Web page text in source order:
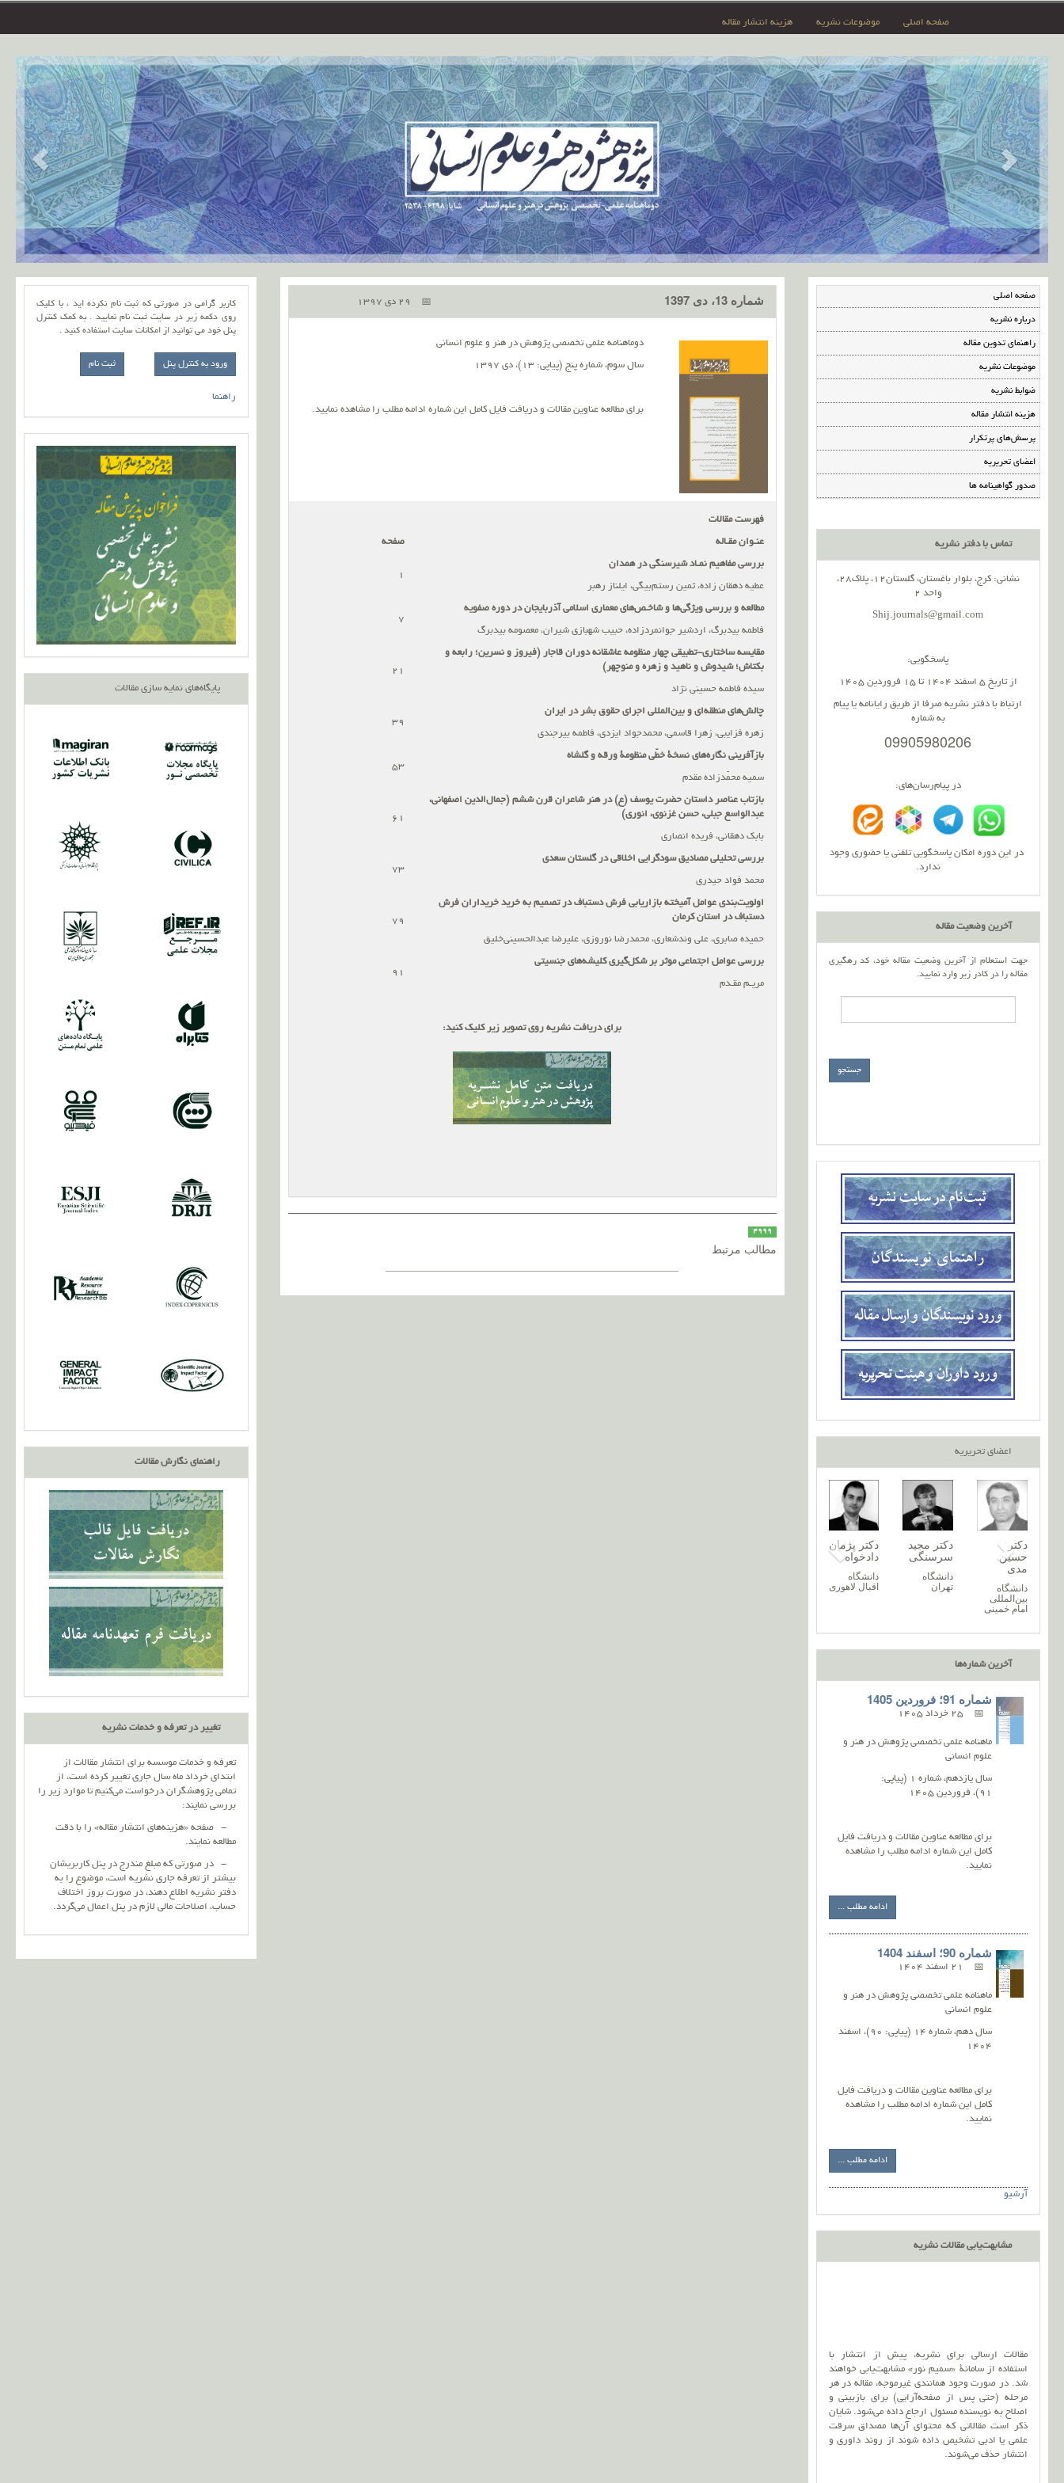
صفحه اصلی موضوعات نشریه هزینه انتشار مقاله
صفحه اصلی
درباره نشریه
راهنمای تدوین مقاله
موضوعات نشریه
ضوابط نشریه
هزینه انتشار مقاله
پرسش‌های پرتکرار
اعضای تحریریه
صدور گواهینامه ها
تماس با دفتر نشریه
نشانی: کرج، بلوار باغستان، گلستان12، پلاک28،
واحد 2
Shij.journals@gmail.com
پاسخگویی:
از تاریخ 5 اسفند 1404 تا 15 فروردین 1405
ارتباط با دفتر نشریه صرفا از طریق رایانامه یا پیام
به شماره
09905980206
در پیام‌رسان‌های:
در این دوره امکان پاسخگویی تلفنی یا حضوری وجود
ندارد.
آخرین وضعیت مقاله
جهت استعلام از آخرین وضعیت مقاله خود، کد رهگیری
مقاله را در کادر زیر وارد نمایید.
اعضای تحریریه
دکتر
حسین
مدی
دانشگاه
دکتر پریسا
آروند
دکتر نغمه
آخرین شماره‌ها
شماره 91؛ فروردین 1405
25 خرداد 1405
ماهنامه علمی تخصصی پژوهش در هنر و
علوم انسانی
سال یازدهم، شماره 1 (پیاپی:
91)، فروردین 1405
برای مطالعه عناوین مقالات و دریافت فایل
کامل این شماره ادامه مطلب را مشاهده
نمایید.
ادامه مطلب ...
شماره 90؛ اسفند 1404
21 اسفند 1404
ماهنامه علمی تخصصی پژوهش در هنر و
علوم انسانی
سال دهم، شماره 14 (پیاپی: 90)، اسفند
1404
برای مطالعه عناوین مقالات و دریافت فایل
کامل این شماره ادامه مطلب را مشاهده
نمایید.
ادامه مطلب ...
آرشیو
مشابهت‌یابی مقالات نشریه
مقالات ارسالی برای نشریه، پیش از انتشار با
استفاده از سامانۀ «سمیم نور» مشابهت‌یابی خواهند
شد. در صورت وجود همانندی غیرموجه، مقاله در هر
مرحله (حتی پس از صفحه‌آرایی) برای بازبینی و
اصلاح به نویسنده مسئول ارجاع داده می‌شود. شایان
ذکر است مقالاتی که محتوای آن‌ها مصداق سرقت
علمی یا ادبی تشخیص داده شوند از روند داوری و
انتشار حذف می‌شوند.
شماره 13، دی 1397
دوماهنامه علمی تخصصی پژوهش در هنر و علوم انسانی
سال سوم، شماره پنج (پیاپی: 13)، دی 1397
برای مطالعه عناوین مقالات و دریافت فایل کامل این شماره ادامه مطلب را مشاهده نمایید.
فهرست مقالات
عنـوان مقـاله صفحه
بررسی مفاهیم نمـاد شیرسنگی در همدان
1
عطیه دهقان زاده، ثمین رستم‌بیگی، ایلناز رهبر
مطالعه و بررسی ویژگی‌ها و شاخـص‌های معماری اسلامی آذربایجان در دوره صفویه
7
فاطمه بیدبرگ، اردشیر جوانمردزاده، حبیب شهبازی شیران، معصومه بیدبرگ
مقایسه ساختاری-تطبیقی چهار منظومه عاشقانه دوران قاجار (فیروز و نسرین؛ رابعه و
بکتاش؛ شیدوش و ناهید و زهره و منوچهر)
21
سیده فاطمه حسینی نژاد
چالشهای منطقهای و بینالمللی اجرای حقوق بشر در ایران
39
زهره فزایبی، زهرا قاسمی، محمدجواد ایزدی، فاطمه بیرجندی
بازآفرینی نگارههای نسخۀ خطّی منظومۀ ورقه و گلشاه
53
سمیه محمّدزاده مقدم
بازتاب عناصر داستان حضرت یوسف (ع) در هنر شاعران قرن ششم (جمال‌الدین اصفهانی،
عبدالواسع جبلی، حسن غزنوی، انوری)
61
بابک دهقانی، فریده انصاری
بررسی تحلیلی مصادیق سودگرایی اخلاقی در گلستان سعدی
73
محمد فواد حیدری
اولویتبندی عوامل آمیختهبازاریابی فرشدستباف در تصمیم به خرید خریداران فرش
دستباف در استان کرمان
79
حمیده صابری، علی وندشعاری، محمدرضا نوروزی، علیرضا عبدالحسینی‌خلیق
بررسی عوامل اجتماعی موثر بر شکل‌گیری کلیشه‌های جنسیتی
91
مریـم مقـدم
برای دریافت نشریه روی تصویر زیر کلیک کنید:
4999
مطالب مرتبط
کاربر گرامی در صورتی که ثبت نام نکرده اید ، با کلیک
روی دکمه زیر در سایت ثبت نام نمایید . به کمک کنترل
پنل خود می توانید از امکانات سایت استفاده کنید .
ورود به کنترل پنل
راهنما
پایگاه‌های نمایه سازی مقالات
راهنمای نگارش مقالات
تغییر در تعرفه و خدمات نشریه
تعرفه و خدمات موسسه برای انتشار مقالات از
ابتدای خرداد ماه سال جاری تغییر کرده است، از
تمامی پژوهشگران درخواست می‌کنیم تا موارد زیر را
بررسی نمایند:
- صفحه «هزینه‌های انتشار مقاله» را با دقت
مطالعه نمایند.
- در صورتی که مبلغ مندرج در پنل کاربریشان
بیشتر از تعرفه جاری نشریه است، موضوع را به
دفتر نشریه اطلاع دهند، در صورت بروز اختلاف
حساب، اصلاحات مالی لازم در پنل اعمال می‌گردد.